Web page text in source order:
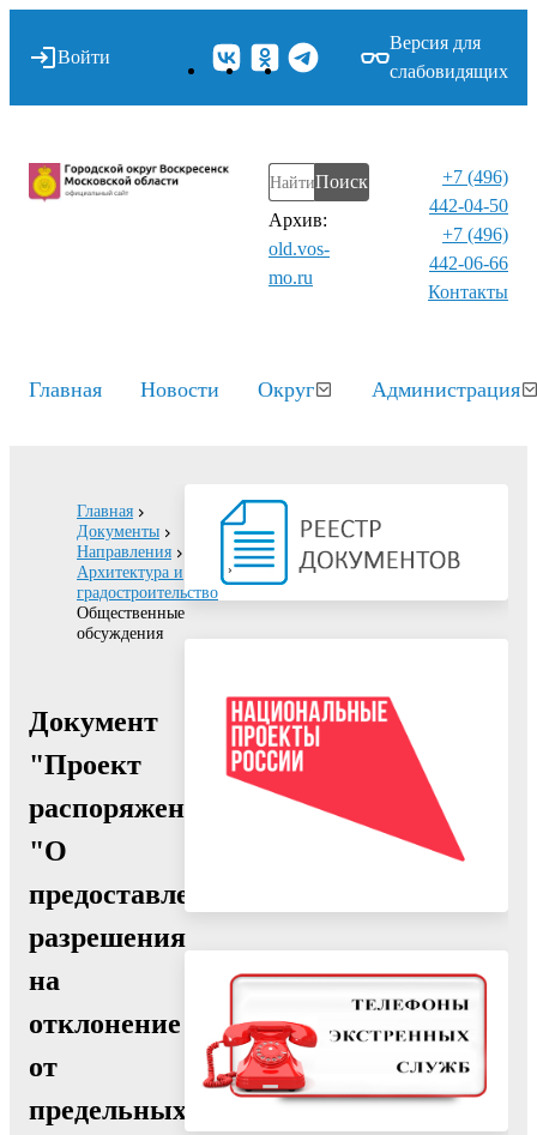
Войти
Версия для
слабовидящих
Поиск
Архив:
old.vos-
mo.ru
+7 (496)
442-04-50
+7 (496)
442-06-66
Контакты⁠
Главная Новости Округ Администрация
Главная
Документы
Направления
Архитектура и
градостроительство
Общественные
обсуждения
Документ
"Проект
распоряжения
"О
предоставлении
разрешения
на
отклонение
от
предельных